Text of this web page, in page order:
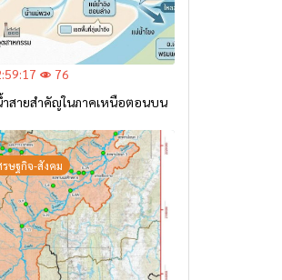
76
ำสายสำคัญในภาคเหนือตอนบน
รษฐกิจ-สังคม